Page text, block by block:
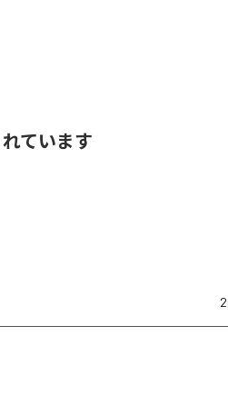
ています